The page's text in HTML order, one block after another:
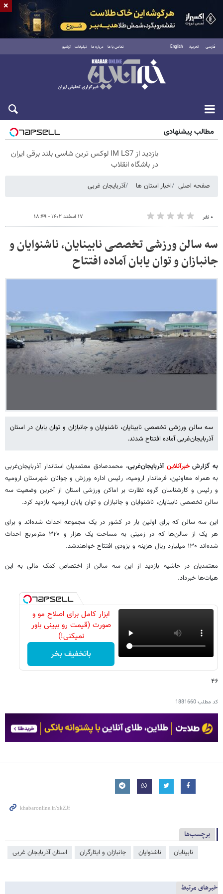
فارسی العربية English تماس با ما درباره ما تبلیغات آرشیو
پنجشنبه ۱۵ مرداد ۱۴۰۵
مطالب پیشنهادی
بازدید از IM LS7 لوکس ترین شاسی بلند برقی ایران
در باشگاه انقلاب
صفحه اصلی اخبار استان ها آذربایجان غربی
۰ نفر ۱۷ اسفند ۱۴۰۲ - ۱۸:۴۹
سه سالن ورزشی تخصصی نابینایان، ناشنوایان و
جانبازان و توان یابان آماده افتتاح
سه سالن ورزشی تخصصی نابینایان، ناشنوایان و جانبازان و توان یابان در استان
آذربایجان‌غربی آماده افتتاح شدند.
به گزارشخبرآنلاین آذربایجان‌غربی، محمدصادق معتمدیان استاندار آذربایجان‌غربی
به همراه معاونین، فرماندار ارومیه، رئیس اداره ورزش و جوانان شهرستان ارومیه
و رئیس و کارشناسان گروه نظارت بر اماکن ورزشی استان از آخرین وضعیت سه
سالن تخصصی نابینایان، ناشنوایان و جانبازان و توان یابان ارومیه بازدید کرد.
این سه سالن که برای اولین بار در کشور در یک مجموعه احداث شده‌اند و برای
هر یک از سالن‌ها که در زمینی به مساحت یک هزار و ۳۲۰ مترمربع احداث
شده‌اند ۱۳۰ میلیارد ریال هزینه و بزودی افتتاح خواهندشد.
معتمدیان در حاشیه بازدید از این سه سالن از اختصاص کمک مالی به این
هیات‌ها خبرداد.
ابزار کامل برای اصلاح مو و
صورت (قیمت رو ببینی باور
نمیکنی!)
باتخفیف بخر
۴۶
کد مطلب1881660
برچسب‌ها
نابینایان ناشنوایان جانبازان و ایثارگران استان آذربایجان غربی
خبرهای مرتبط
×